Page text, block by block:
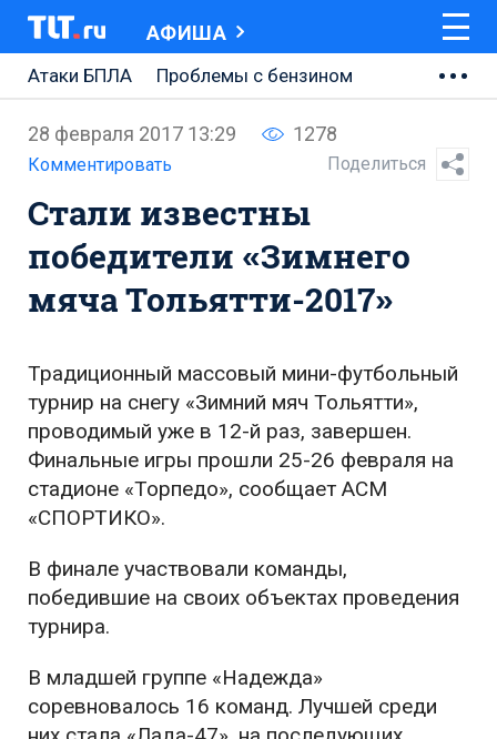
АФИША
Атаки БПЛА
Проблемы с бензином
АВТОВАЗ
Ремонт Центральной площади
Ремонт Обводного шоссе
Набережная Тольятти
Неделя Тольятти
28 февраля 2017 13:29 1278
Комментировать Поделиться
Стали известны
победители «Зимнего
мяча Тольятти-2017»
Традиционный массовый мини-футбольный
турнир на снегу «Зимний мяч Тольятти»,
проводимый уже в 12-й раз, завершен.
Финальные игры прошли 25-26 февраля на
стадионе «Торпедо», сообщает АСМ
«СПОРТИКО».
В финале участвовали команды,
победившие на своих объектах проведения
турнира.
В младшей группе «Надежда»
соревновалось 16 команд. Лучшей среди